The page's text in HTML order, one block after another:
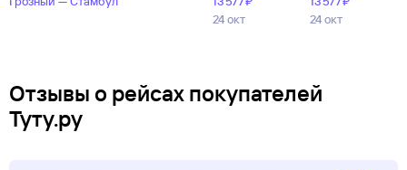
24 окт
24 окт
Отзывы о рейсах покупателей
Туту.ру